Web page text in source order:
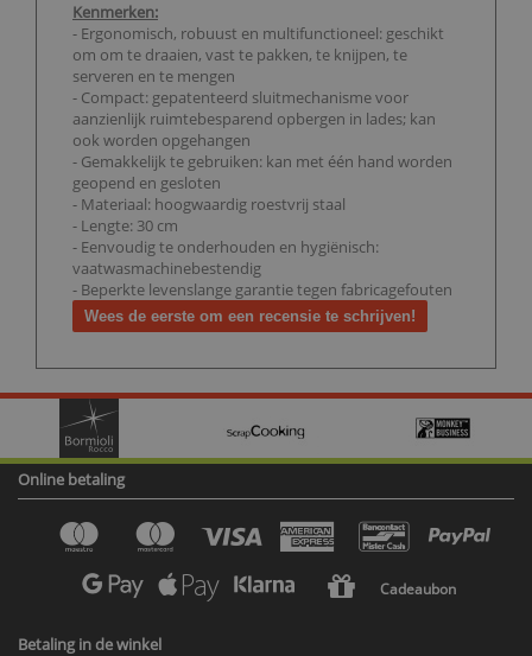
Kenmerken:
- Ergonomisch, robuust en multifunctioneel: geschikt
om om te draaien, vast te pakken, te knijpen, te
serveren en te mengen
- Compact: gepatenteerd sluitmechanisme voor
aanzienlijk ruimtebesparend opbergen in lades; kan
ook worden opgehangen
- Gemakkelijk te gebruiken: kan met één hand worden
geopend en gesloten
- Materiaal: hoogwaardig roestvrij staal
- Lengte: 30 cm
- Eenvoudig te onderhouden en hygiënisch:
vaatwasmachinebestendig
- Beperkte levenslange garantie tegen fabricagefouten
Wees de eerste om een recensie te schrijven!
Online betaling
Cadeaubon
Betaling in de winkel